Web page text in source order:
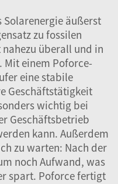
äußerst
zu fossilen
überall und in
Mit einem Poforce-
eine stabile
Geschäftstätigkeit
wichtig bei
Geschäftsbetrieb
kann. Außerdem
zu warten: Nach der
noch Aufwand, was
spart. Poforce fertigt